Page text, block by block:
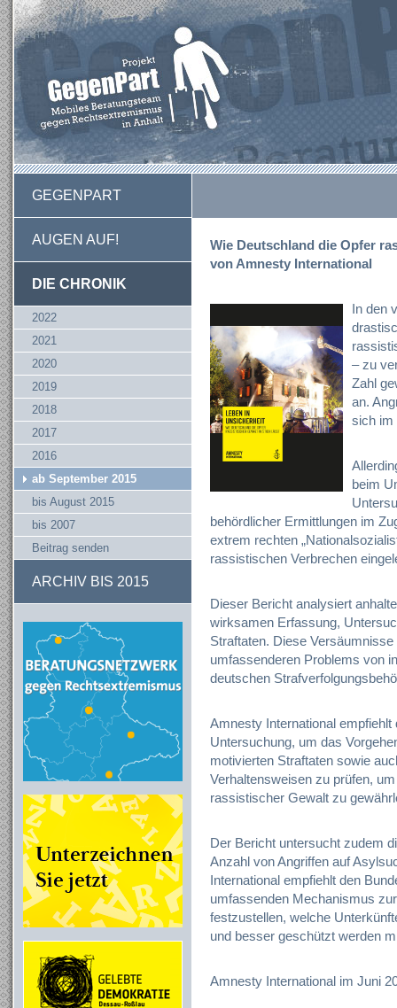
GEGENPART
AUGEN AUF!
DIE CHRONIK
2022
2021
2020
2019
2018
2017
2016
ab September 2015
bis August 2015
bis 2007
Beitrag senden
ARCHIV BIS 2015
Wie Deutschland die Opfer
von Amnesty International
In den
– zu
Zahl
an.
sich im
beim
behördlicher Ermittlungen im
extrem rechten
rassistischen Verbrechen
Dieser Bericht analysiert
wirksamen Erfassung,
Straftaten. Diese
umfassenderen Problems von
deutschen
Amnesty International
Untersuchung, um das
motivierten Straftaten sowie
Verhaltensweisen zu prüfen,
rassistischer Gewalt zu
Der Bericht untersucht zudem
Anzahl von Angriffen auf
International empfiehlt den
umfassenden Mechanismus
festzustellen, welche
und besser geschützt werden
Amnesty International im Juni